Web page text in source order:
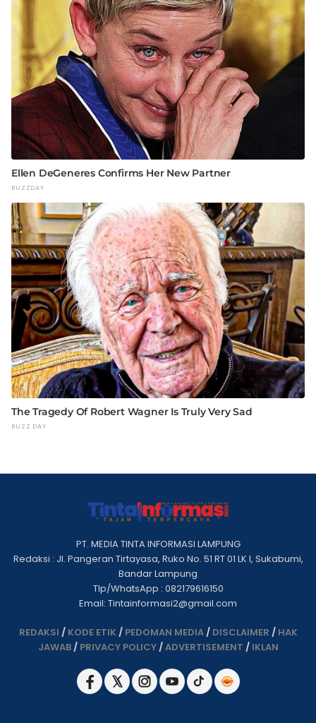
PT. MEDIA TINTA INFORMASI LAMPUNG
Redaksi : Jl. Pangeran Tirtayasa, Ruko No. 51 RT 01 LK I, Sukabumi,
Bandar Lampung
Tlp/WhatsApp : 082179616150
Email: Tintainformasi2@gmail.com
REDAKSI / KODE ETIK / PEDOMAN MEDIA/ DISCLAIMER / HAK
JAWAB/ PRIVACY POLICY/ADVERTISEMENT / IKLAN